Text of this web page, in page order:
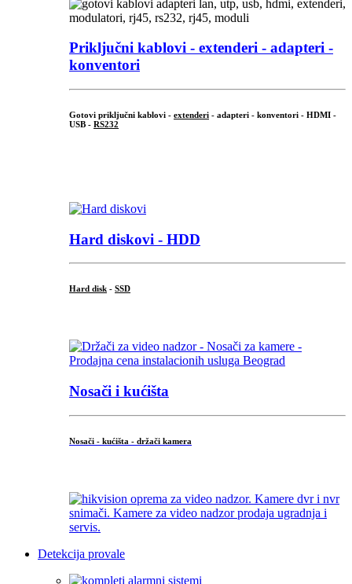
Priključni kablovi - extenderi - adapteri -
konventori
Gotovi priključni kablovi - extenderi - adapteri - konventori - HDMI -
USB - RS232
Hard diskovi - HDD
Hard disk - SSD
Nosači i kućišta
Nosači - kućišta - držači kamera
Detekcija provale